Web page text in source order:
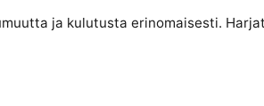
ja kulutusta erinomaisesti.